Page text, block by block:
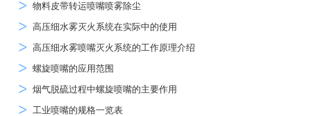
物料皮带转运喷嘴喷雾除尘
高压细水雾灭火系统在实际中的使用
高压细水雾喷嘴灭火系统的工作原理介绍
螺旋喷嘴的应用范围
烟气脱硫过程中螺旋喷嘴的主要作用
工业喷嘴的规格一览表